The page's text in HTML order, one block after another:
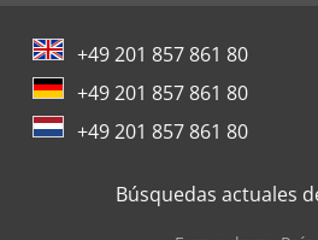
+49 201 857 861 80
+49 201 857 861 80
+49 201 857 861 80
Búsquedas actuales